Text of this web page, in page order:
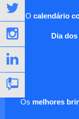
O calendário
Dia
Os melhores